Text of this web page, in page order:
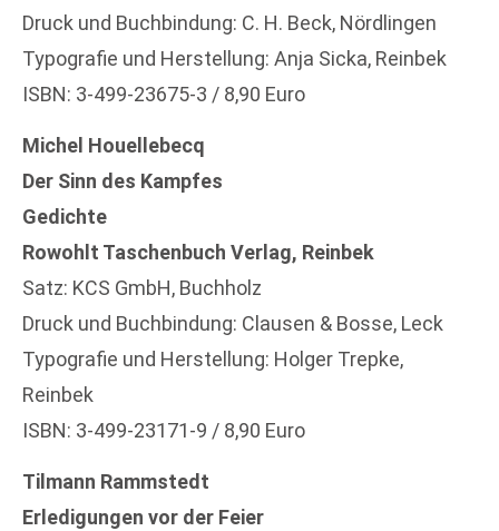
Druck und Buchbindung: C. H. Beck, Nördlingen
Typografie und Herstellung: Anja Sicka, Reinbek
ISBN: 3-499-23675-3 / 8,90 Euro
Michel Houellebecq
Der Sinn des Kampfes
Gedichte
Rowohlt Taschenbuch Verlag, Reinbek
Satz: KCS GmbH, Buchholz
Druck und Buchbindung: Clausen & Bosse, Leck
Typografie und Herstellung: Holger Trepke,
Reinbek
ISBN: 3-499-23171-9 / 8,90 Euro
Tilmann Rammstedt
Erledigungen vor der Feier